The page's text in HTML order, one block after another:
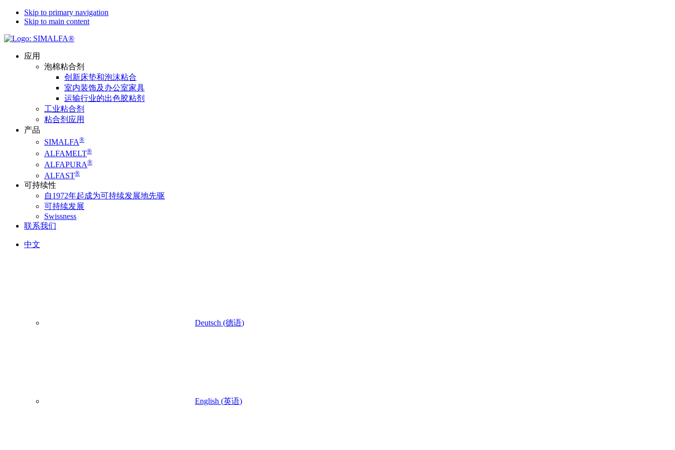
Skip to primary navigation
Skip to main content
应用
泡棉粘合剂
创新床垫和泡沫粘合
室内装饰及办公室家具
运输行业的出色胶粘剂
工业粘合剂
粘合剂应用
产品
SIMALFA®
ALFAMELT®
ALFAPURA®
ALFAST®
可持续性
自1972年起成为可持续发展地先驱
可持续发展
Swissness
联系我们
中文
Deutsch (德语)
English (英语)